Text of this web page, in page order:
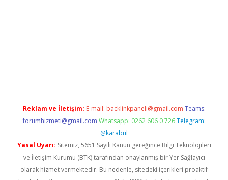
Reklam ve İletişim: E-mail: backlinkpaneli@gmail.com Teams:
forumhizmeti@gmail.com Whatsapp: 0262 606 0 726 Telegram:
@karabul
Yasal Uyarı: Sitemiz, 5651 Sayılı Kanun gereğince Bilgi Teknolojileri
ve İletişim Kurumu (BTK) tarafından onaylanmış bir Yer Sağlayıcı
olarak hizmet vermektedir. Bu nedenle, sitedeki içerikleri proaktif